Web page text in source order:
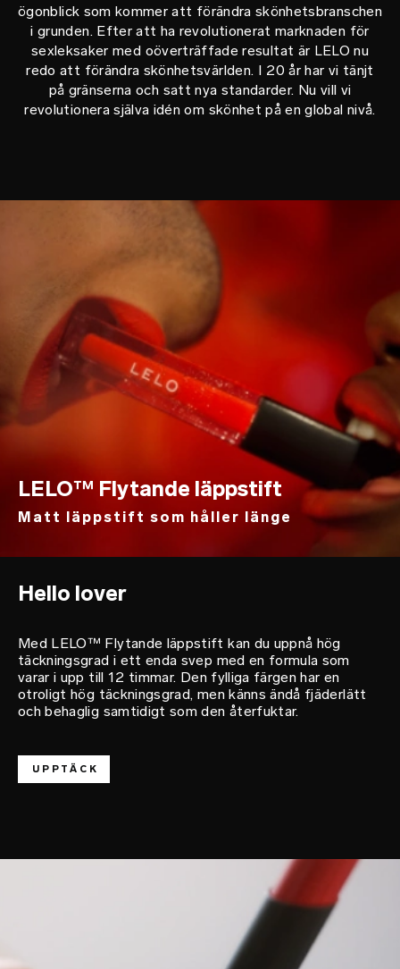
ögonblick som kommer att förändra skönhetsbranschen
i grunden. Efter att ha revolutionerat marknaden för
sexleksaker med oöverträffade resultat är LELO nu
redo att förändra skönhetsvärlden. I 20 år har vi tänjt
på gränserna och satt nya standarder. Nu vill vi
revolutionera själva idén om skönhet på en global nivå.
LELO™ Flytande läppstift
Matt läppstift som håller länge
Hello lover
Med LELO™ Flytande läppstift kan du uppnå hög
täckningsgrad i ett enda svep med en formula som
varar i upp till 12 timmar. Den fylliga färgen har en
otroligt hög täckningsgrad, men känns ändå fjäderlätt
och behaglig samtidigt som den återfuktar.
UPPTÄCK